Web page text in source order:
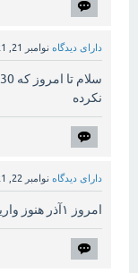
دارای دیدگاه نوامبر 21, 2021
نکرده
دارای دیدگاه نوامبر 22, 2021
امروز ۱آذر هنوز واریزنشده